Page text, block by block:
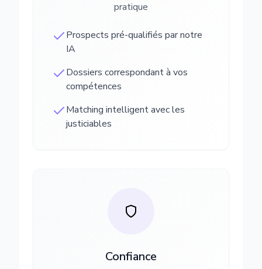
pratique
Prospects pré-qualifiés par notre
IA
Dossiers correspondant à vos
compétences
Matching intelligent avec les
justiciables
Confiance